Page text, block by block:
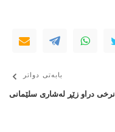
بابەتی دواتر
نرخی دراو زێڕ لەشاری سلێمانی